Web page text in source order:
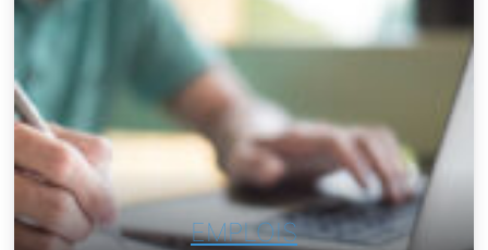
EMPLOIS